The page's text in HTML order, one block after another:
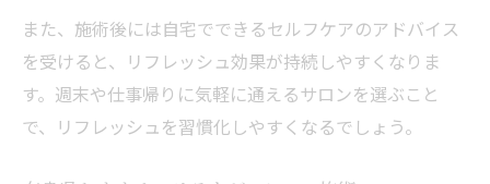
また、施術後には自宅でできるセルフケアのアドバイス
を受けると、リフレッシュ効果が持続しやすくなりま
す。週末や仕事帰りに気軽に通えるサロンを選ぶこと
で、リフレッシュを習慣化しやすくなるでしょう。